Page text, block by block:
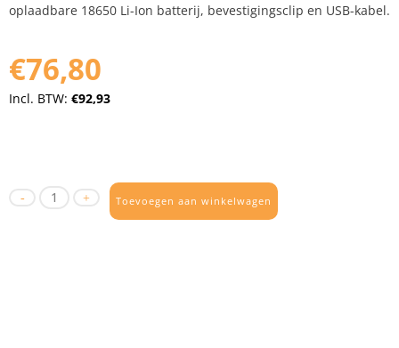
oplaadbare 18650 Li-Ion batterij, bevestigingsclip en USB-kabel.
€76,80
Incl. BTW: €92,93
Toevoegen aan winkelwagen